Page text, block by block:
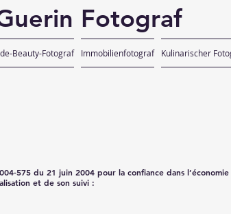
Fotograf
Beauty-Fotograf Immobilienfotograf Kulinarischer
575 du 21 juin 2004 pour la confiance dans
et de son suivi :